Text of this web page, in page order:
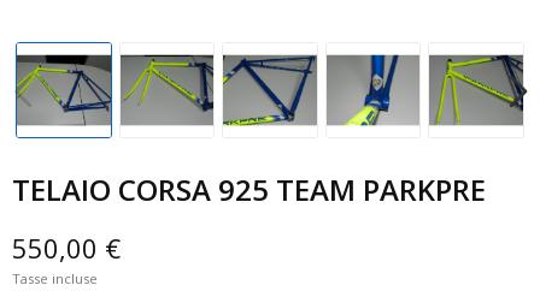
TELAIO CORSA 925 TEAM PARKPRE
550,00 €
Tasse incluse